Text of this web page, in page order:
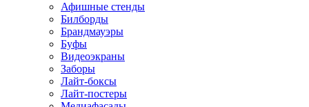
Афишные стенды
Билборды
Брандмауэры
Буфы
Видеоэкраны
Заборы
Лайт-боксы
Лайт-постеры